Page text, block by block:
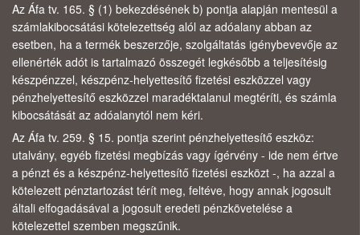
Az Áfa tv. 165. § (1) bekezdésének b) pontja alapján mentesül a
számlakibocsátási kötelezettség alól az adóalany abban az
esetben, ha a termék beszerzője, szolgáltatás igénybevevője az
ellenérték adót is tartalmazó összegét legkésőbb a teljesítésig
készpénzzel, készpénz-helyettesítő fizetési eszközzel vagy
pénzhelyettesítő eszközzel maradéktalanul megtéríti, és számla
kibocsátását az adóalanytól nem kéri.
Az Áfa tv. 259. § 15. pontja szerint pénzhelyettesítő eszköz:
utalvány, egyéb fizetési megbízás vagy ígérvény - ide nem értve
a pénzt és a készpénz-helyettesítő fizetési eszközt -, ha azzal a
kötelezett pénztartozást térít meg, feltéve, hogy annak jogosult
általi elfogadásával a jogosult eredeti pénzkövetelése a
kötelezettel szemben megszűnik.